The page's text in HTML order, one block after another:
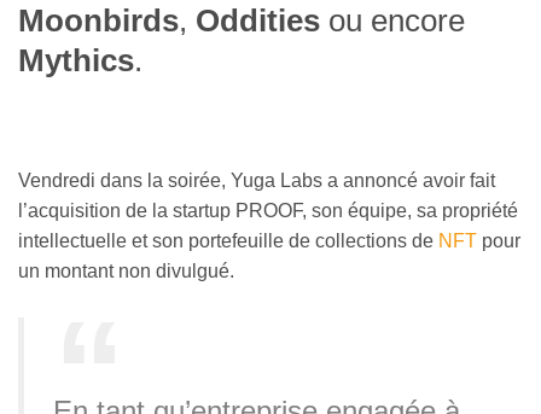
Moonbirds, Oddities ou encore
Mythics.
Vendredi dans la soirée, Yuga Labs a annoncé avoir fait
l’acquisition de la startup PROOF, son équipe, sa propriété
intellectuelle et son portefeuille de collections de NFT pour
un montant non divulgué.